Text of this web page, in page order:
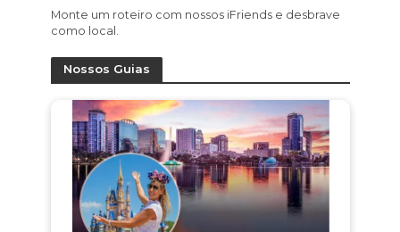
Monte um roteiro com nossos iFriends e desbrave
como local.
Nossos Guias